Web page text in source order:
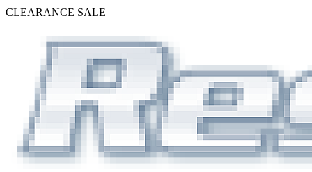
CLEARANCE SALE